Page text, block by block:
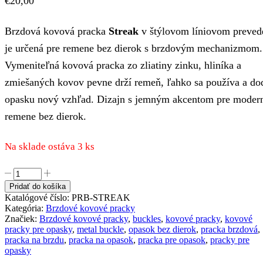
Brzdová kovová pracka Streak v štýlovom líniovom
je určená pre remene bez dierok s brzdovým mechanizmom.
Vymeniteľná kovová pracka zo zliatiny zinku, hliníka a
zmiešaných kovov pevne drží remeň, ľahko sa používa a
opasku nový vzhľad. Dizajn s jemným akcentom pre
remene bez dierok.
Na sklade ostáva 3 ks
množstvo
Brzdová
kovová
pracka
STREAK
pre
brzdové
remene
Pridať do košíka
Katalógové číslo: PRB-STREAK
Kategória: Brzdové kovové pracky
Značiek: Brzdové kovové pracky, buckles, kovové pracky, kovové
pracky pre opasky, metal buckle, opasok bez dierok, pracka brzdová,
pracka na brzdu, pracka na opasok, pracka pre opasok, pracky pre
opasky